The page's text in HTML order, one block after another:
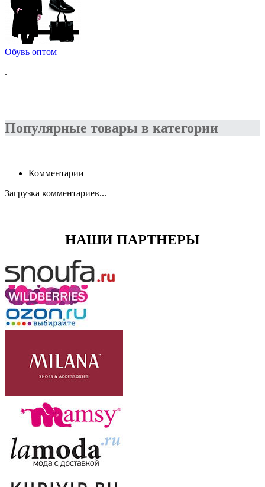
Обувь оптом
.
Популярные товары в категории
Комментарии
Загрузка комментариев...
НАШИ ПАРТНЕРЫ